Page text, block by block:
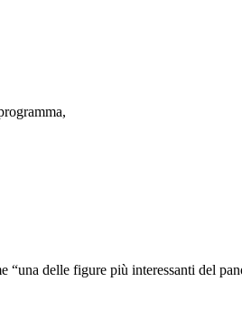
delle figure più interessanti del